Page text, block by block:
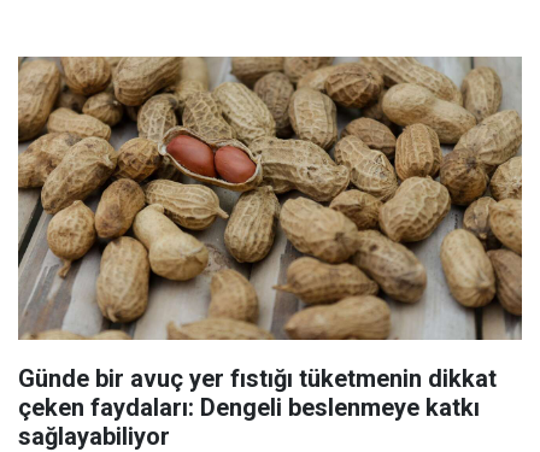
Günde bir avuç yer fıstığı tüketmenin dikkat
çeken faydaları: Dengeli beslenmeye katkı
sağlayabiliyor